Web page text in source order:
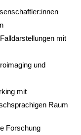
mit
und
mit
Raum
Forschung